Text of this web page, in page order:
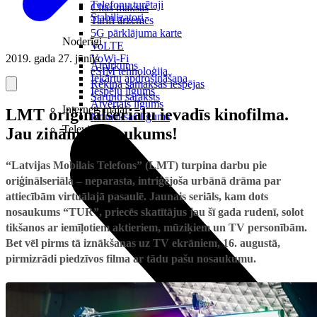
Citas maksas
Tarifi ārzemēs
5G pārklājuma karte
VoLTE
VoWi-Fi
eSIM tehnoloģija
Rēķina samaksas iespējas
Sarunu saraksts
Internets mājai
Telefonu turētaji
Stabilizatori
Noderīgi
Atpirkums
Iekārtu apdrošināšana
Iespēju līgums
Atvērtais līgums
Nomaksas līgums
Televizori
2019. gada 27. jūnijs
LMT oriģinālseriālu ievadīs kinofilma.
Jau zināms nosaukums!
“Latvijas Mobilais Telefons” (LMT) turpina darbu pie
oriģinālseriāla – neparasta, intriģējoša urbānā drāma par
attiecībām virtuālajā pasaulē. Jaunais seriāls, kam dots
nosaukums “TUR”, priecēs skatītājus jau šī gada rudenī, solot
tikšanos ar iemīļotiem aktieriem, mūziķiem un TV personībām.
Bet vēl pirms tā iznākšanas uz TV ekrāniem, 16. augustā,
pirmizrādi piedzīvos filma ar tādu pašu nosaukumu.